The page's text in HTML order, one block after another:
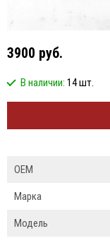
3900 руб.
В наличии: 14 шт.
ОЕМ
Марка
Модель